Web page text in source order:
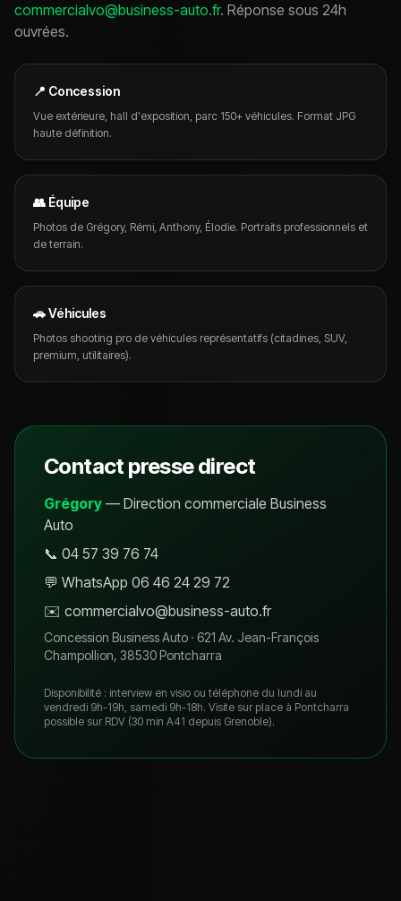
commercialvo@business-auto.fr. Réponse sous 24h
ouvrées.
📍 Concession
Vue extérieure, hall d'exposition, parc 150+ véhicules. Format JPG
haute définition.
👥 Équipe
Photos de Grégory, Rémi, Anthony, Élodie. Portraits professionnels et
de terrain.
🚗 Véhicules
Photos shooting pro de véhicules représentatifs (citadines, SUV,
premium, utilitaires).
Contact presse direct
Grégory — Direction commerciale Business
Auto
📞 04 57 39 76 74
💬 WhatsApp 06 46 24 29 72
✉️ commercialvo@business-auto.fr
Concession Business Auto · 621 Av. Jean-François
Champollion, 38530 Pontcharra
Disponibilité : interview en visio ou téléphone du lundi au
vendredi 9h-19h, samedi 9h-18h. Visite sur place à Pontcharra
possible sur RDV (30 min A41 depuis Grenoble).